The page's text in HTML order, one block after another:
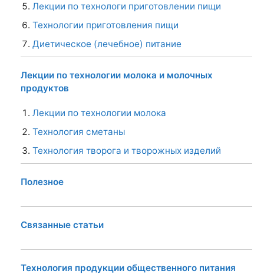
Лекции по технологи приготовлении пищи
Технологии приготовления пищи
Диетическое (лечебное) питание
Лекции по технологии молока и молочных
продуктов
Лекции по технологии молока
Технология сметаны
Технология творога и творожных изделий
Полезное
Связанные статьи
Технология продукции общественного питания